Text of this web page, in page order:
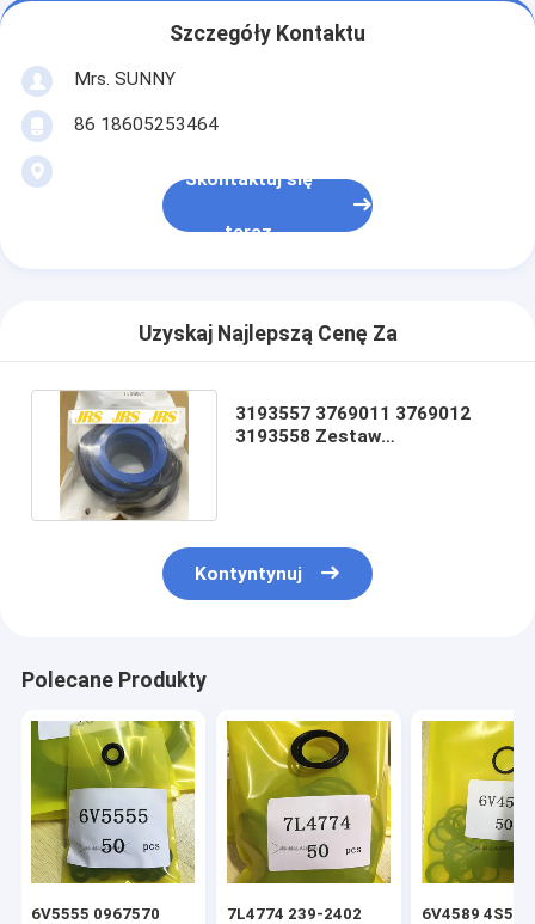
Szczegóły Kontaktu
Mrs. SUNNY
86 18605253464
Skontaktuj się
teraz
Uzyskaj Najlepszą Cenę Za
3193557 3769011 3769012
3193558 Zestaw
Kontyntynuj
Polecane Produkty
6V5555 0967570
7L4774 239-2402
6V4589